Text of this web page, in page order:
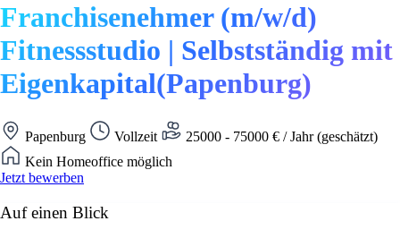
Franchisenehmer (m/w/d)
Fitnessstudio | Selbstständig mit
Eigenkapital(Papenburg)
Papenburg Vollzeit
25000 - 75000 € / Jahr (geschätzt)
Kein Homeoffice möglich
Jetzt bewerben
Auf einen Blick